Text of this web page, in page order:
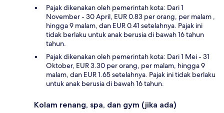
Pajak dikenakan oleh pemerintah kota: Dari 1
November - 30 April, EUR 0.83 per orang, per malam ,
hingga 9 malam, dan EUR 0.41 setelahnya. Pajak ini
tidak berlaku untuk anak berusia di bawah 16 tahun
tahun.
Pajak dikenakan oleh pemerintah kota: Dari 1 Mei - 31
Oktober, EUR 3.30 per orang, per malam, hingga 9
malam, dan EUR 1.65 setelahnya. Pajak ini tidak berlaku
untuk anak berusia di bawah 16 tahun.
Kolam renang, spa, dan gym (jika ada)